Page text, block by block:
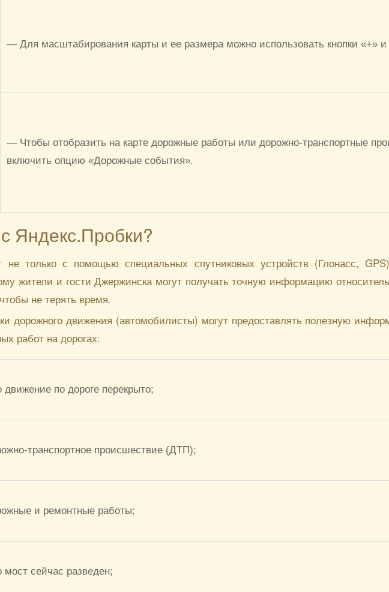
— Для масштабирования карты и ее размера можно использовать кнопки «+» и
— Чтобы отобразить на карте дорожные работы или дорожно-транспортные
включить опцию «Дорожные события».
Яндекс.Пробки?
не только с помощью специальных спутниковых устройств (Глонасс,
жители и гости Джержинска могут получать точную информацию
не терять время.
дорожного движения (автомобилисты) могут предоставлять полезную
работ на дорогах:
по дороге перекрыто;
транспортное происшествие (ДТП);
и ремонтные работы;
мост сейчас разведен;